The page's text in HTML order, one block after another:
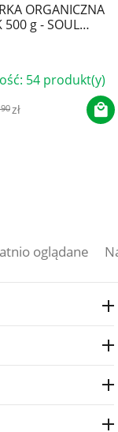
ORGANICZNA
500 g - SOUL
54 produkt(y)
90zł
oglądane